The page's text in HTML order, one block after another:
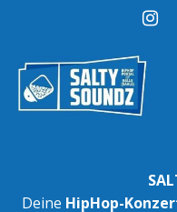
Deine HipHop-